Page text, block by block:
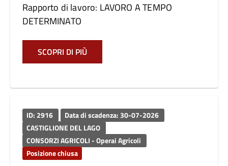
Rapporto di lavoro: LAVORO A TEMPO
DETERMINATO
SCOPRI DI PIÙ
ID: 2916
Data di scadenza: 30-07-2026
CASTIGLIONE DEL LAGO
CONSORZI AGRICOLI - Operai Agricoli
Posizione chiusa